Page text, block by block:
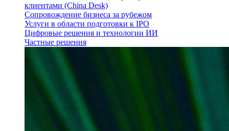
клиентами (China Desk)
Сопровождение бизнеса за рубежом
Услуги в области подготовки к IPO
Цифровые решения и технологии ИИ
Частные решения